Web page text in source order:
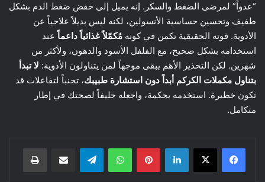
“عدواً” لمرضى الضغط والسكر. إنه يميل إلى خفض ضغط الدم بشكل
طفيف وتحسين حساسية الأنسولين، لكنه ليس بديلاً علاجياً عن
الأدوية. قوته الحقيقية تكمن في كونه مُكمّلاً غذائياً داعماً عند
استخدامه بشكل صحيح، مع الفلفل الأسود والدهون، ولأكثر من
شهرين. لكن التحذير الأهم يبقى موجهاً لمن يتناولون الأدوية: لا تبدأ
بتناول مكملات الكركم أبداً دون استشارة طبيبك، تجنباً لتفاعلات قد
تكون خطيرة. استخدمه بحكمة، واجعله حليفاً لصحتك في إطار
متكامل.
لينكدإن بينتيريست واتساب